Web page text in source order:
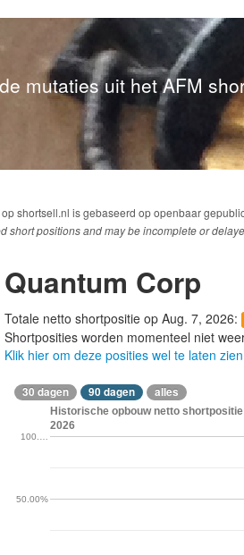
mutaties uit het AFM
shortsell.nl is gebaseerd op openbaar
short positions and may be incomplete or
Quantum Corp
Totale netto shortpositie op Aug. 7, 2026:
Shortposities worden momenteel niet
Klik hier om deze posities wel te laten zien
30 dagen 90 dagen alles
Historische opbouw netto
2026
50.00%
100.…